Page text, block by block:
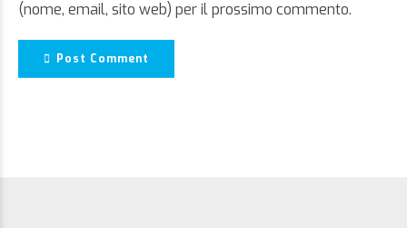
(nome, email, sito web) per il prossimo commento.
Post Comment